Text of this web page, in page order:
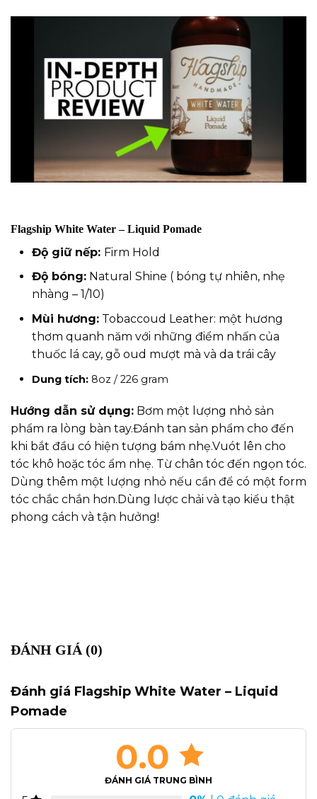
Flagship White Water – Liquid Pomade
Độ giữ nếp: Firm Hold
Độ bóng: Natural Shine ( bóng tự nhiên, nhẹ
nhàng – 1/10)
Mùi hương: Tobaccoud Leather: một hương
thơm quanh năm với những điểm nhấn của
thuốc lá cay, gỗ oud mượt mà và da trái cây
Dung tích: 8oz / 226 gram
Hướng dẫn sử dụng: Bơm một lượng nhỏ sản
phẩm ra lòng bàn tay.Đánh tan sản phẩm cho đến
khi bắt đầu có hiện tượng bám nhẹ.Vuót lên cho
tóc khô hoặc tóc ẩm nhẹ. Từ chân tóc đến ngọn tóc.
Dùng thêm một lượng nhỏ nếu cần để có một form
tóc chắc chắn hơn.Dùng lược chải và tạo kiểu thật
phong cách và tận hưởng!
ĐÁNH GIÁ (0)
Đánh giá Flagship White Water – Liquid
Pomade
0.0
ĐÁNH GIÁ TRUNG BÌNH